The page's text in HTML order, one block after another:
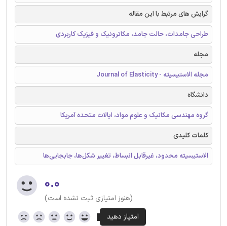
گرایش های مرتبط با این مقاله
طراحی جامدات، حالت جامد، مکاترونیک و فیزیک کاربردی
مجله
مجله الاستیسیته - Journal of Elasticity
دانشگاه
گروه مهندسی مکانیک و علوم مواد، ایالات متحده آمریکا
کلمات کلیدی
الاستیسیته محدود، غیرقابل‌ انبساط، تغییر شکل‌ها، جابجایی‌ها
۰.۰
(هنوز امتیازی ثبت نشده است)